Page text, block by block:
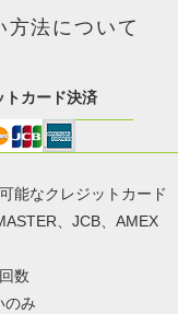
方法について
トカード決済
能なクレジットカード
、JCB、AMEX
数
のみ